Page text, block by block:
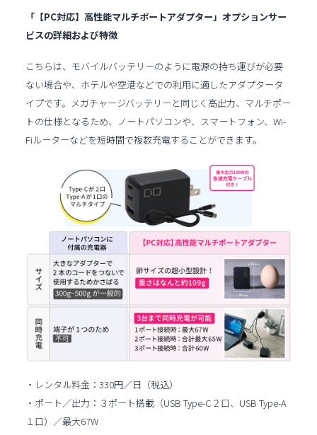
「【PC対応】高性能マルチポートアダプター」オプションサー
ビスの詳細および特徴
こちらは、モバイルバッテリーのように電源の持ち運びが必要
ない場合や、ホテルや空港などでの利用に適したアダプタータ
イプです。メガチャージバッテリーと同じく高出力、マルチポー
トの仕様となるため、ノートパソコンや、スマートフォン、Wi-
Fiルーターなどを短時間で複数充電することができます。
・レンタル料金：330円／日（税込）
・ポート／出力：３ポート搭載（USB Type-C２口、USB Type-A
１口）／最大67W